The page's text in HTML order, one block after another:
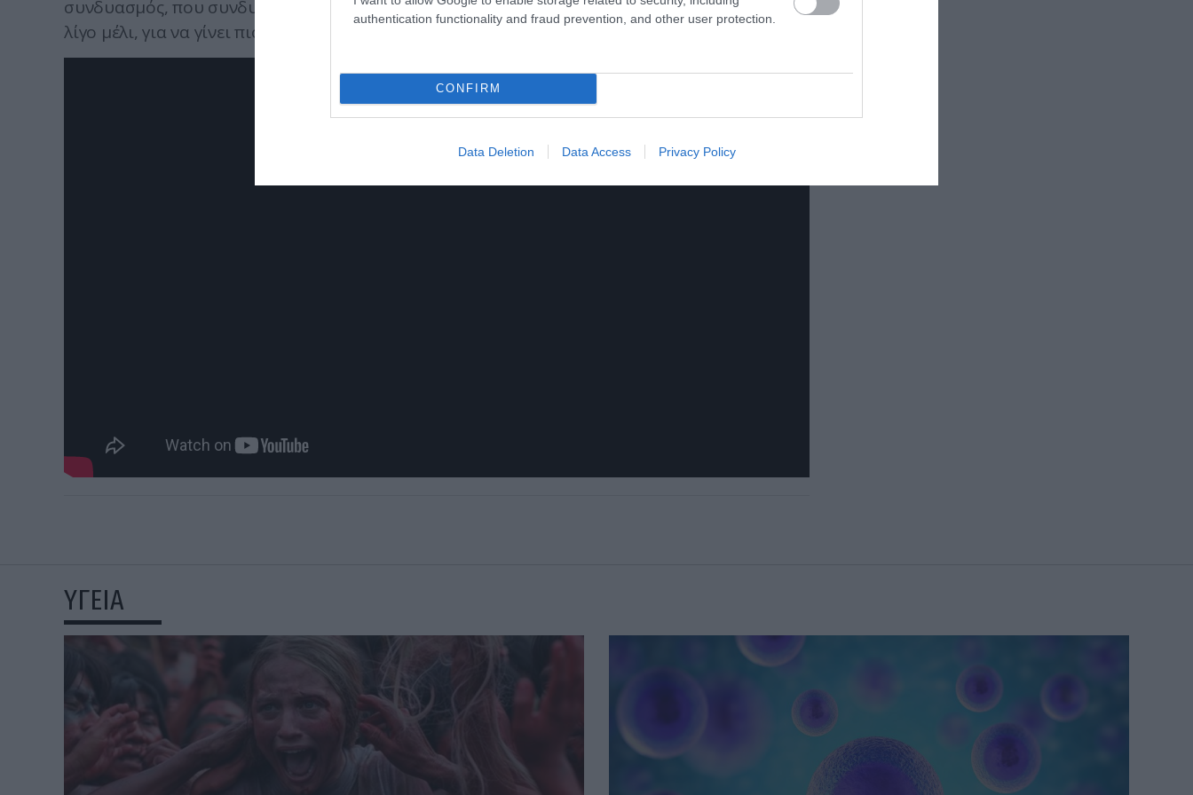
authentication functionality and fraud prevention, and other user protection.
CONFIRM
Data Deletion Data Access Privacy Policy
συνδυασμός, που συνδυάζει γλυκό και αλμυρό. Αν θες μπορείς να προσθέσεις λίγη κανέλα ή
λίγο μέλι, για να γίνει πιο γλυκό.
ΥΓΕΙΑ